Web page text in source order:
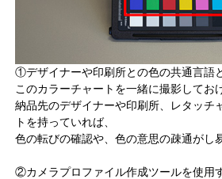
①デザイナーや印刷所との色の共通言語
このカラーチャートを一緒に撮影してお
納品先のデザイナーや印刷所、レタッチ
トを持っていれば、
色の転びの確認や、色の意思の疎通がし
②カメラプロファイル作成ツールを使用